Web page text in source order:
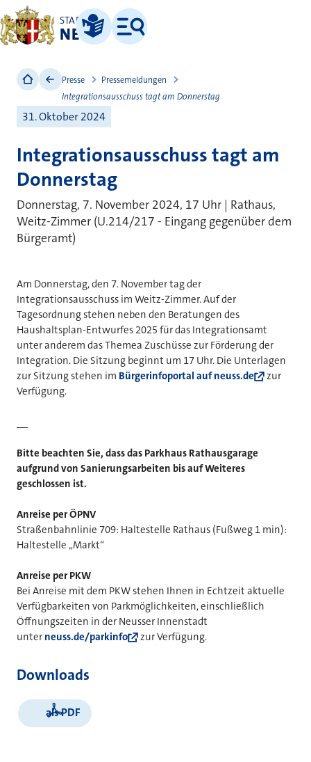
STADT
NEUSS
Leichte Sprache
Menü
Presse
Pressemeldungen
Integrationsausschuss tagt am Donnerstag
31. Oktober 2024
Integrationsausschuss tagt am
Donnerstag
Donnerstag, 7. November 2024, 17 Uhr | Rathaus,
Weitz-Zimmer (U.214/217 - Eingang gegenüber dem
Bürgeramt)
Am Donnerstag, den 7. November tag der
Integrationsausschuss im Weitz-Zimmer. Auf der
Tagesordnung stehen neben den Beratungen des
Haushaltsplan-Entwurfes 2025 für das Integrationsamt
unter anderem das Themea Zuschüsse zur Förderung der
Integration. Die Sitzung beginnt um 17 Uhr. Die Unterlagen
zur Sitzung stehen im Bürgerinfoportal auf neuss.de
zur
Verfügung.
Bitte beachten Sie, dass das Parkhaus Rathausgarage
aufgrund von Sanierungsarbeiten bis auf Weiteres
geschlossen ist.
Anreise per ÖPNV
Straßenbahnlinie 709: Haltestelle Rathaus (Fußweg 1 min):
Haltestelle „Markt“
Anreise per PKW
Bei Anreise mit dem PKW stehen Ihnen in Echtzeit aktuelle
Verfügbarkeiten von Parkmöglichkeiten, einschließlich
Öffnungszeiten in der Neusser Innenstadt
unter neuss.de/parkinfo zur Verfügung.
Downloads
als PDF